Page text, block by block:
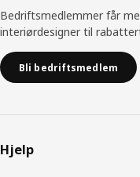
Bedriftsmedlemmer får
interiørdesigner til
Bli bedriftsmedlem
Hjelp